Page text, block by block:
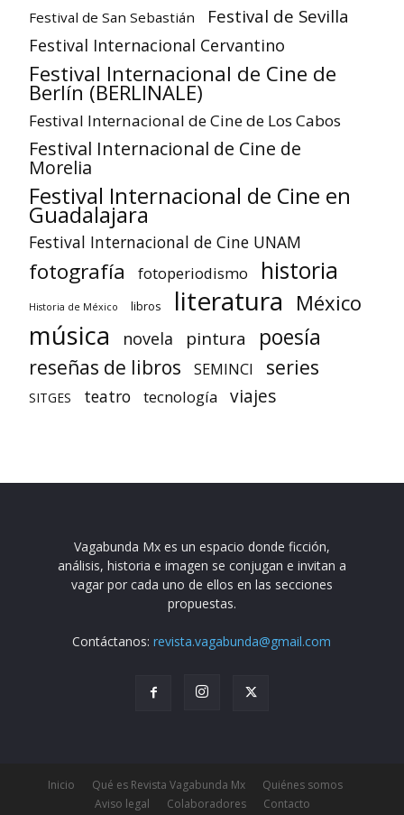
Festival de San Sebastián Festival de Sevilla
Festival Internacional Cervantino
Festival Internacional de Cine de
Berlín (BERLINALE)
Festival Internacional de Cine de Los Cabos
Festival Internacional de Cine de
Morelia
Festival Internacional de Cine en
Guadalajara
Festival Internacional de Cine UNAM
fotografía fotoperiodismo historia
Historia de México libros literatura México
música novela pintura poesía
reseñas de libros SEMINCI series
SITGES teatro tecnología viajes
Vagabunda Mx es un espacio donde ficción,
análisis, historia e imagen se conjugan e invitan a
vagar por cada uno de ellos en las secciones
propuestas.
Contáctanos:revista.vagabunda@gmail.com
Inicio Qué es Revista Vagabunda Mx
Quiénes somos
Aviso legal
Colaboradores Contacto